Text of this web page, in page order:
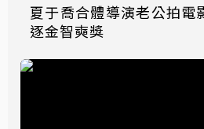
夏于喬合體導演老公拍電
逐金智奭獎